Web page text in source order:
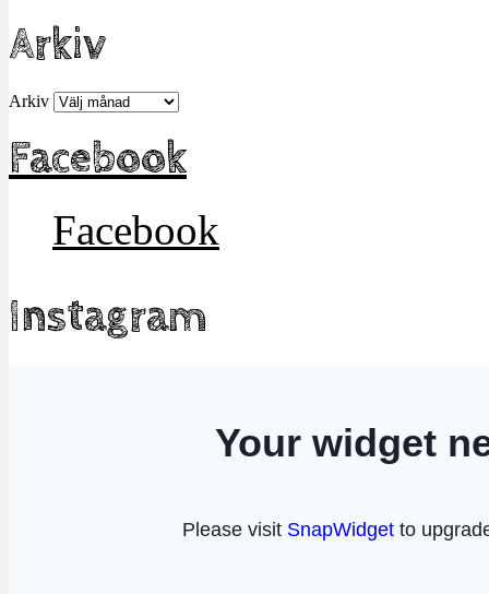
Arkiv
Arkiv
Facebook
Facebook
Instagram